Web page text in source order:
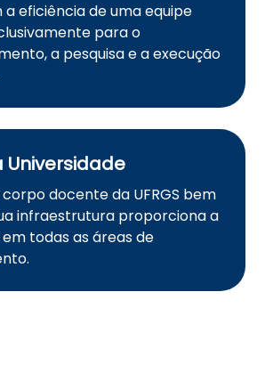
eficiência de uma equipe
para o
a pesquisa e a execução
Universidade
docente da UFRGS bem
infraestrutura proporciona a
todas as áreas de